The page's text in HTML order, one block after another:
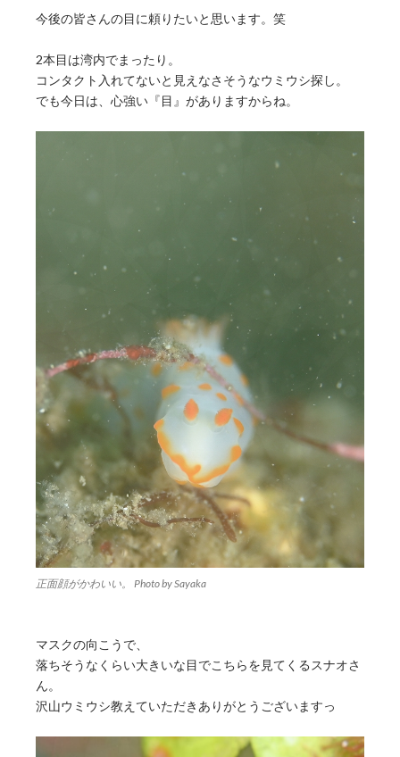
今後の皆さんの目に頼りたいと思います。笑
2本目は湾内でまったり。
コンタクト入れてないと見えなさそうなウミウシ探し。
でも今日は、心強い『目』がありますからね。
正面顔がかわいい。 Photo by Sayaka
マスクの向こうで、
落ちそうなくらい大きいな目でこちらを見てくるスナオさ
ん。
沢山ウミウシ教えていただきありがとうございますっ